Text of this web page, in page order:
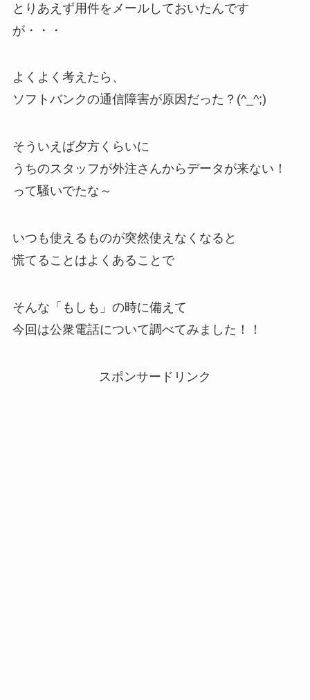
とりあえず用件をメールしておいたんです
が・・・
よくよく考えたら、
ソフトバンクの通信障害が原因だった？(^_^;)
そういえば夕方くらいに
うちのスタッフが外注さんからデータが来ない！
って騒いでたな～
いつも使えるものが突然使えなくなると
慌てることはよくあることで
そんな「もしも」の時に備えて
今回は公衆電話について調べてみました！！
スポンサードリンク